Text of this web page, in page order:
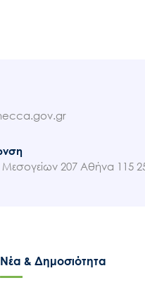
207 Αθήνα 115
Νέα & Δημοσιότητα